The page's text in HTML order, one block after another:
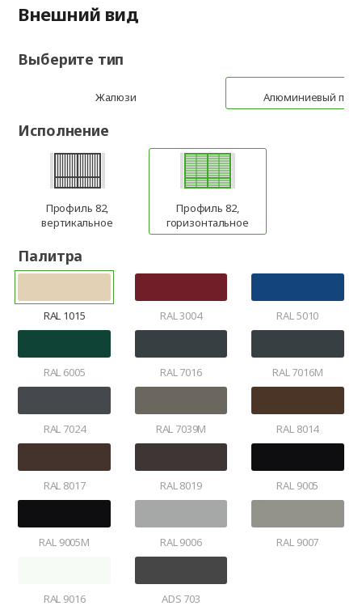
Внешний вид
Выберите тип
Жалюзи Алюминиевый
Исполнение
Профиль 82,
вертикальное
Профиль 82,
горизонтальное
Палитра
RAL 1015 RAL 3004 RAL 5010
RAL 6005 RAL 7016 RAL 7016M
RAL 7024 RAL 7039M RAL 8014
RAL 8017 RAL 8019 RAL 9005
RAL 9005M RAL 9006 RAL 9007
RAL 9016 ADS 703